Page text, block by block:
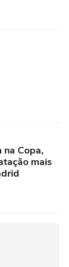
na Copa,
mais